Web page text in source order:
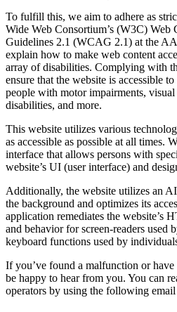
To fulfill this, we aim to adhere as
Wide Web Consortium’s (W3C) Web
Guidelines 2.1 (WCAG 2.1) at the
explain how to make web content
array of disabilities. Complying with
ensure that the website is accessible
people with motor impairments,
disabilities, and more.
This website utilizes various
as accessible as possible at all times.
interface that allows persons with
website’s UI (user interface) and
Additionally, the website utilizes an
the background and optimizes its
application remediates the website’s
and behavior for screen-readers used
keyboard functions used by
If you’ve found a malfunction or
be happy to hear from you. You can
operators by using the following email